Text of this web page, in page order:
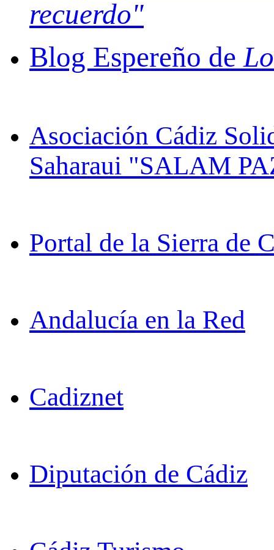
recuerdo"
Blog Espereño de
Asociación Cádiz
Saharaui "SALAM
Portal de la Sierra de
Andalucía en la Red
Cadiznet
Diputación de Cádiz